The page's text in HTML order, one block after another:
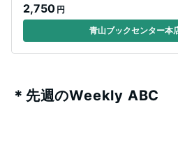
2,750 円
青山ブックセンター本
＊先週のWeekly ABC